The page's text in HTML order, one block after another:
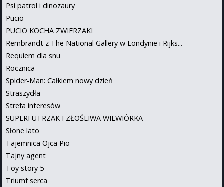
Psi patrol i dinozaury
Pucio
PUCIO KOCHA ZWIERZAKI
Rembrandt z The National Gallery w Londynie i Rijks...
Requiem dla snu
Rocznica
Spider-Man: Całkiem nowy dzień
Straszydła
Strefa interesów
SUPERFUTRZAK I ZŁOŚLIWA WIEWIÓRKA
Słone lato
Tajemnica Ojca Pio
Tajny agent
Toy story 5
Triumf serca